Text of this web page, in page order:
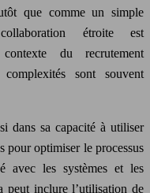
que comme un simple
étroite est
du recrutement
sont souvent
dans sa capacité à utiliser
pour optimiser le processus
avec les systèmes et les
peut inclure l’utilisation de